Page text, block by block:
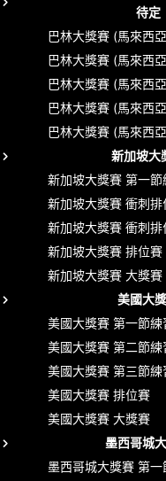
待定
巴林大獎賽 (馬來西
巴林大獎賽 (馬來西
巴林大獎賽 (馬來西
巴林大獎賽 (馬來西
巴林大獎賽 (馬來西
新加坡大
新加坡大獎賽 第一節
新加坡大獎賽 衝刺排
新加坡大獎賽 衝刺排
新加坡大獎賽 排位賽
新加坡大獎賽 大獎賽
美國大
美國大獎賽 第一節練
美國大獎賽 第二節練
美國大獎賽 第三節練
美國大獎賽 排位賽
美國大獎賽 大獎賽
墨西哥城
墨西哥城大獎賽 第一